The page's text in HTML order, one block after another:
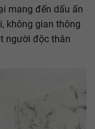
mang đến dấu ấn
không gian thông
người độc thân